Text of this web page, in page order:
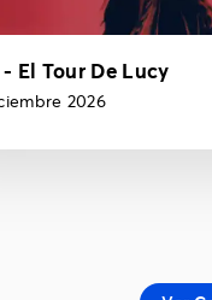
El Tour De Lucy
2026